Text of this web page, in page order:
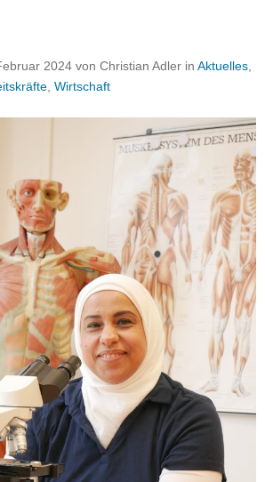
2024 von Christian Adler in Aktuelles
Wirtschaft